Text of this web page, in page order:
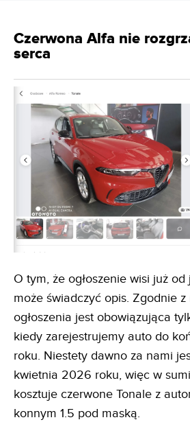
Czerwona Alfa nie
serca
O tym, że ogłoszenie wisi już
może świadczyć opis. Zgodnie z
ogłoszenia jest obowiązująca
kiedy zarejestrujemy auto do
roku. Niestety dawno za nami
kwietnia 2026 roku, więc w
kosztuje czerwone Tonale z
konnym 1.5 pod maską.